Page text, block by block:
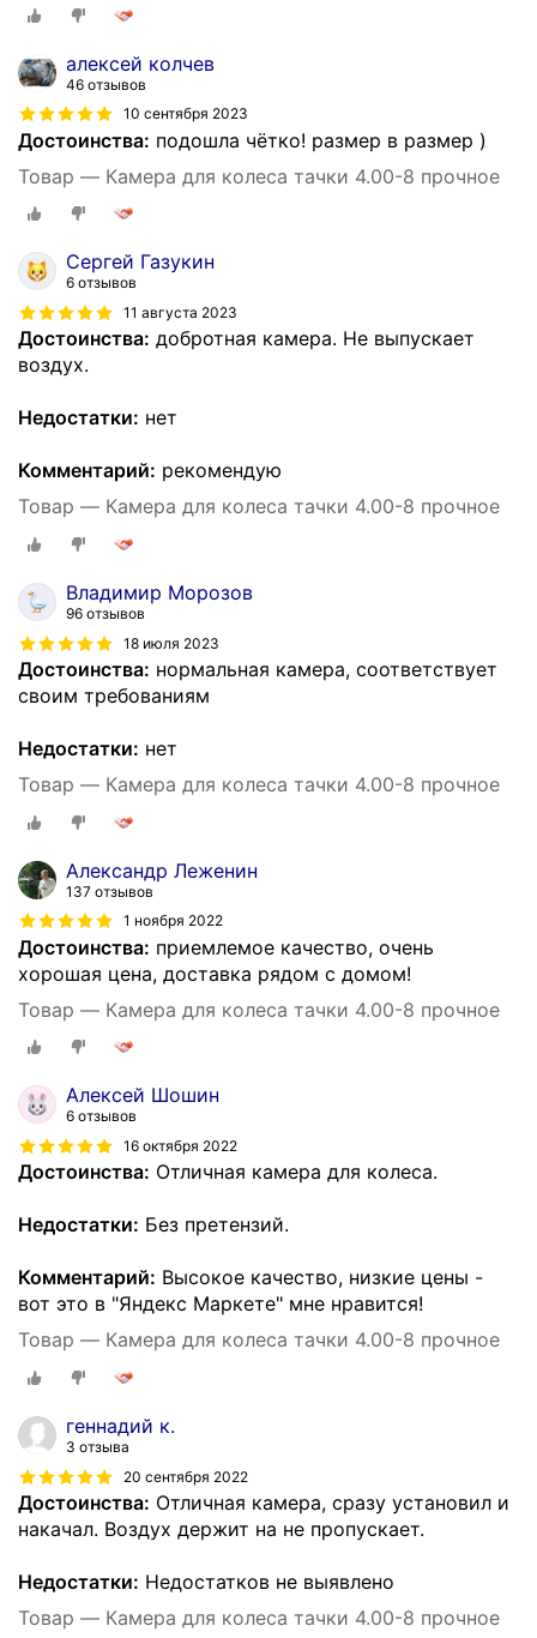
алексей колчев
46 отзывов
10 сентября 2023
Достоинства: подошла чётко! размер в размер )
Товар — Камера для колеса тачки 4.00-8 прочное
Сергей Газукин
6 отзывов
11 августа 2023
Достоинства: добротная камера. Не выпускает
воздух.
Недостатки: нет
Комментарий: рекомендую
Товар — Камера для колеса тачки 4.00-8 прочное
Владимир Морозов
96 отзывов
18 июля 2023
Достоинства: нормальная камера, соответствует
своим требованиям
Недостатки: нет
Товар — Камера для колеса тачки 4.00-8 прочное
Александр Леженин
137 отзывов
1 ноября 2022
Достоинства: приемлемое качество, очень
хорошая цена, доставка рядом с домом!
Товар — Камера для колеса тачки 4.00-8 прочное
Алексей Шошин
6 отзывов
16 октября 2022
Достоинства: Отличная камера для колеса.
Недостатки: Без претензий.
Комментарий: Высокое качество, низкие цены -
вот это в "Яндекс Маркете" мне нравится!
Товар — Камера для колеса тачки 4.00-8 прочное
геннадий к.
3 отзыва
20 сентября 2022
Достоинства: Отличная камера, сразу установил и
накачал. Воздух держит на не пропускает.
Недостатки: Недостатков не выявлено
Товар — Камера для колеса тачки 4.00-8 прочное